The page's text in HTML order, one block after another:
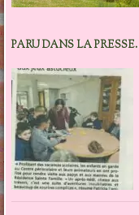
PARU DANS LA PRESSE.